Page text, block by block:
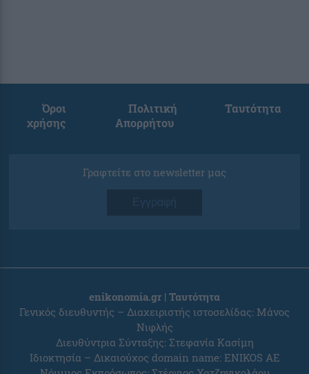
Όροι
χρήσης
Πολιτική
Απορρήτου
Ταυτότητα
Γραφτείτε στο newsletter μας
Εγγραφή
enikonomia.gr | Ταυτότητα
Γενικός διευθυντής – Διαχειριστής ιστοσελίδας: Μάνος
Νιφλής
Διευθύντρια Σύνταξης: Στεφανία Κασίμη
Ιδιοκτησία – Δικαιούχος domain name: ENIKOS AE